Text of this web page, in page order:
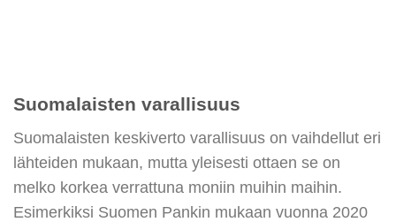
Suomalaisten varallisuus
Suomalaisten keskiverto varallisuus on vaihdellut eri
lähteiden mukaan, mutta yleisesti ottaen se on
melko korkea verrattuna moniin muihin maihin.
Esimerkiksi Suomen Pankin mukaan vuonna 2020